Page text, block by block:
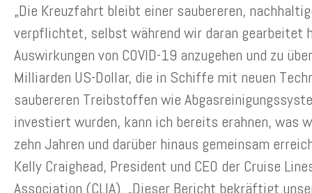
„Die Kreuzfahrt bleibt einer saubereren,
verpflichtet, selbst während wir daran gearbeitet
Auswirkungen von COVID-19 anzugehen und zu
Milliarden US-Dollar, die in Schiffe mit neuen
saubereren Treibstoffen wie
investiert wurden, kann ich bereits erahnen, was
zehn Jahren und darüber hinaus gemeinsam
Kelly Craighead, President und CEO der Cruise
Association (CLIA). „Dieser Bericht bekräftigt